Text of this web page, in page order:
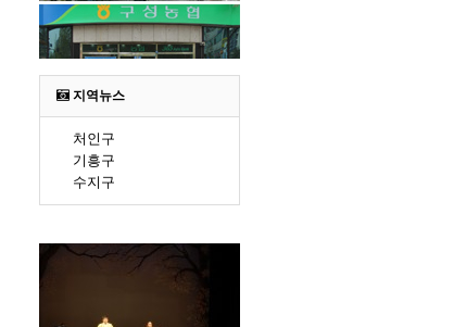
지역뉴스
처인구
기흥구
수지구